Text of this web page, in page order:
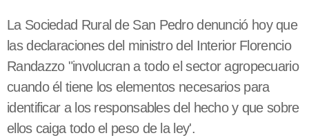
La Sociedad Rural de San Pedro denunció hoy que
las declaraciones del ministro del Interior Florencio
Randazzo "involucran a todo el sector agropecuario
cuando él tiene los elementos necesarios para
identificar a los responsables del hecho y que sobre
ellos caiga todo el peso de la ley'.